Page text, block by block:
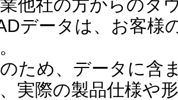
他社の方からのダ
データは、お客様
ため、データに含
実際の製品仕様や